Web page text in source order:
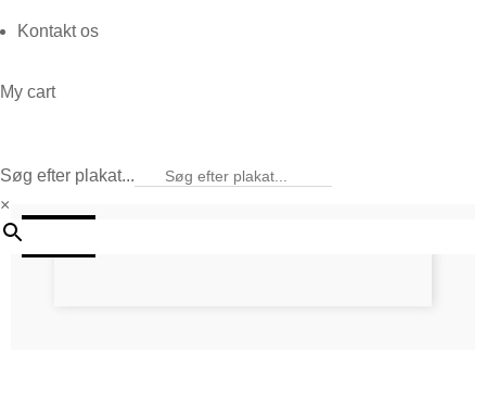
Kontakt os
My cart
Søg efter plakat...
×